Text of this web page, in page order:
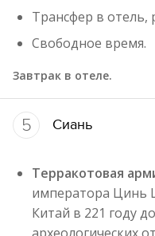
Трансфер в отель,
Свободное время.
Завтрак в отеле.
5 Сиань
Терракотовая
императора Цинь
Китай в 221 году